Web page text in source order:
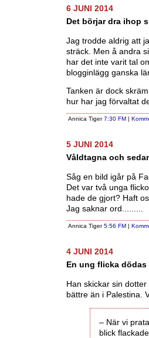
6 JUNI 2014
Det börjar dra ihop
Jag trodde aldrig att
sträck. Men å andra
har det inte varit tal
blogginlägg ganska
Tanken är dock
hur har jag förvaltat
Annica Tiger7:30 FM |
5 JUNI 2014
Våldtagna och
Såg en bild igår på
Det var två unga
hade de gjort? Haft
Jag saknar ord.........
Annica Tiger5:56 FM |
4 JUNI 2014
En ung flicka dödas
Han skickar sin
bättre än i Palestina.
– När vi
blick